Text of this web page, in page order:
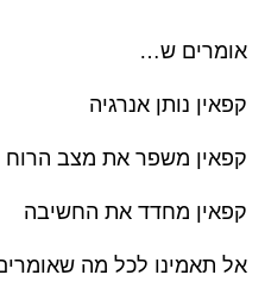
היה:
אומרים ש…
קפאין נותן אנרגיה
קפאין משפר את מצב הרוח
קפאין מחדד את החשיבה
אל תאמינו לכל מה